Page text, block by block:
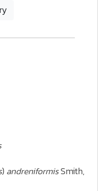
) andreniformisSmith,